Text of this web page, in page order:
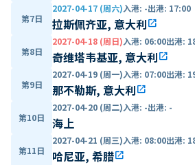
第7日
2027-04-17 (周六)入港: -出港: 17:00
拉斯佩齐亚, 意大利open_in_new
第8日
2027-04-18 (周日)入港: 06:00出港:
奇维塔韦基亚, 意大利open_in_new
第9日
2027-04-19 (周一)入港: 07:00出港:
那不勒斯, 意大利open_in_new
第10日
2027-04-20 (周二)入港: -出港: -
海上
第11日
2027-04-21 (周三)入港: 08:00出港:
哈尼亚, 希腊open_in_new